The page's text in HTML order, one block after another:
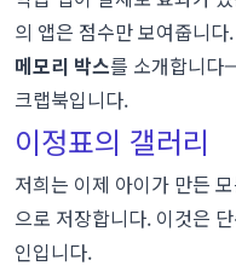
의 앱은 점수만 보여줍니
메모리 박스를 소개합니다
크랩북입니다.
이정표의 갤러리
저희는 이제 아이가 만든
으로 저장합니다. 이것은
인입니다.